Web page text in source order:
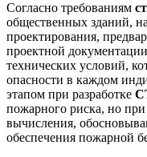
Согласно требованиям
общественных зданий,
проектирования,
проектной документации
технических условий,
опасности в каждом
этапом при разработке
пожарного риска, но
вычисления,
обеспечения пожарной